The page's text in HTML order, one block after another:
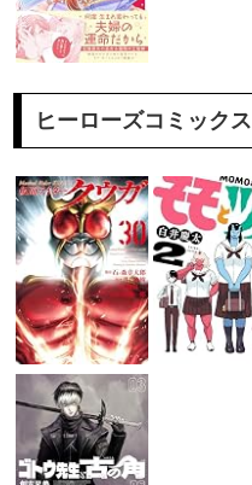
ヒーローズコミックス